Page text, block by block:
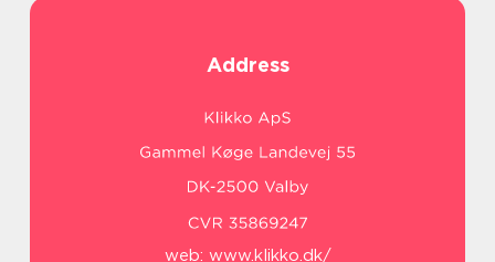
Address
web: www.klikko.dk/